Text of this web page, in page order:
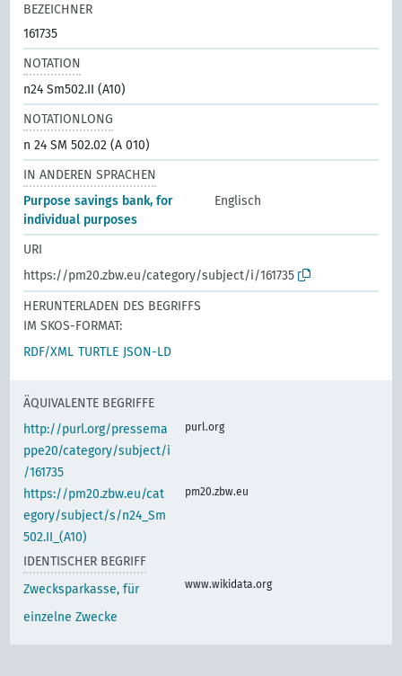
BEZEICHNER
161735
NOTATION
n24 Sm502.II (A10)
NOTATIONLONG
n 24 SM 502.02 (A 010)
IN ANDEREN SPRACHEN
Purpose savings bank, for
individual purposes
Englisch
URI
https://pm20.zbw.eu/category/subject/i/161735
HERUNTERLADEN DES BEGRIFFS
IM SKOS-FORMAT:
RDF/XML TURTLE JSON-LD
ÄQUIVALENTE BEGRIFFE
http://purl.org/pressema
ppe20/category/subject/i
/161735
purl.org
https://pm20.zbw.eu/cat
egory/subject/s/n24_Sm
502.II_(A10)
pm20.zbw.eu
IDENTISCHER BEGRIFF
Zwecksparkasse, für
einzelne Zwecke
www.wikidata.org